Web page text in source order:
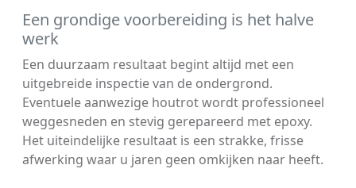
Een grondige voorbereiding is het halve
werk
Een duurzaam resultaat begint altijd met een
uitgebreide inspectie van de ondergrond.
Eventuele aanwezige houtrot wordt professioneel
weggesneden en stevig gerepareerd met epoxy.
Het uiteindelijke resultaat is een strakke, frisse
afwerking waar u jaren geen omkijken naar heeft.